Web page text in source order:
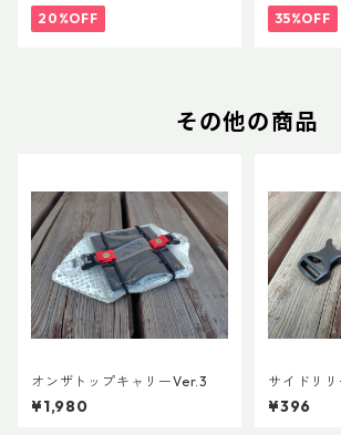
20%OFF 35%OFF
その他の商品
オンザトップキャリーVer.3
¥1,980
サイドリリ
MD 両引
¥396